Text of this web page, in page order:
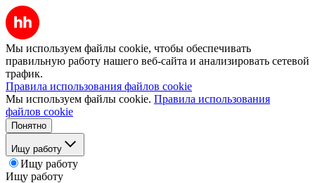
Мы используем файлы cookie, чтобы обеспечивать
правильную работу нашего веб-сайта и анализировать сетевой
трафик.
Правила использования файлов cookie
Мы используем файлы cookie. Правила использования
файлов cookie
Понятно
Ищу работу
Ищу работу
Ищу работу